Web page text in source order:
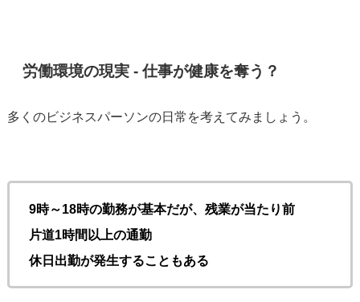
労働環境の現実 - 仕事が健康を奪う？
多くのビジネスパーソンの日常を考えてみましょう。
9時～18時の勤務が基本だが、残業が当たり前
片道1時間以上の通勤
休日出勤が発生することもある